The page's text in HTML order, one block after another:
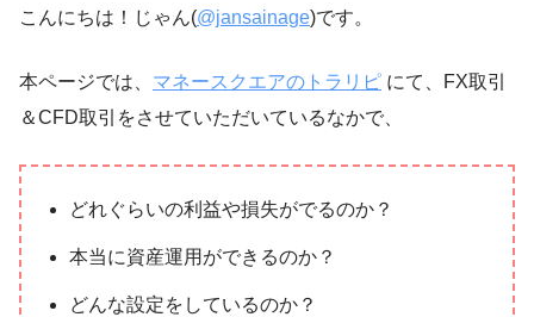
こんにちは！じゃん(@jansainage)です。
本ページでは、 マネースクエアのトラリピ にて、FX取引
＆CFD取引をさせていただいているなかで、
どれぐらいの利益や損失がでるのか？
本当に資産運用ができるのか？
どんな設定をしているのか？